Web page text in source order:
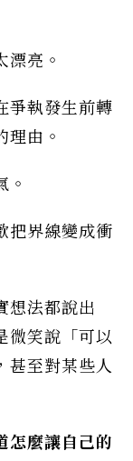
漂亮。
爭執發生前轉
理由。
。
把界線變成衝
想法都說出
微笑說「可以
甚至對某些人
怎麼讓自己的